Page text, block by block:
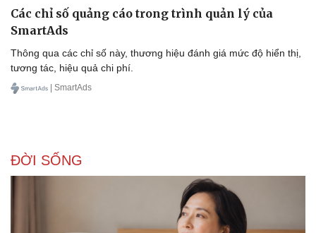
Các chỉ số quảng cáo trong trình quản lý của
SmartAds
Thông qua các chỉ số này, thương hiệu đánh giá mức độ hiển thị,
tương tác, hiệu quả chi phí.
| SmartAds
ĐỜI SỐNG